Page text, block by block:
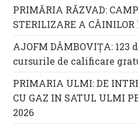
PRIMĂRIA RĂZVAD:
STERILIZARE A
AJOFM DÂMBOVIȚA:
cursurile de calificare
PRIMARIA ULMI: DE
CU GAZ IN SATUL ULMI
2026